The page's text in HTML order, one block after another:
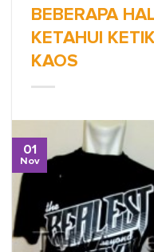
BEBERAPA
KETAHUI
KAOS
01
Nov